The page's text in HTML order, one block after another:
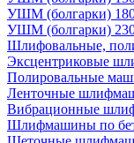
УШМ (болгарки)
УШМ (болгарки)
Шлифовальные,
Эксцентриковые
Полировальные
Ленточные
Вибрационные
Шлифмашины по